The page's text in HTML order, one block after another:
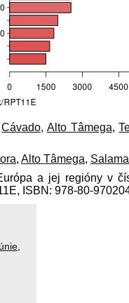
Cávado, Alto Tâmega,
, Alto Tâmega,
a jej regióny v
ISBN: 978-80-
,